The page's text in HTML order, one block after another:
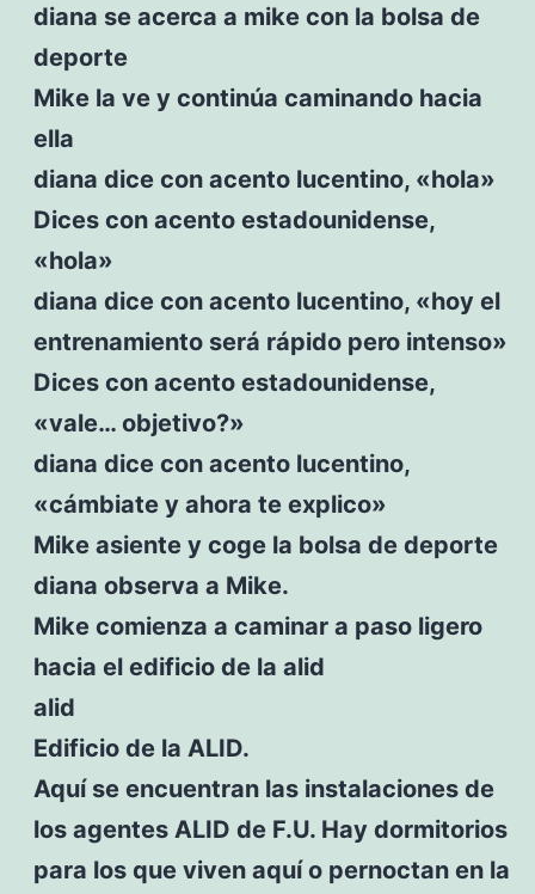
diana se acerca a mike con la bolsa de
deporte
Mike la ve y continúa caminando hacia
ella
diana dice con acento lucentino, «hola»
Dices con acento estadounidense,
«hola»
diana dice con acento lucentino, «hoy el
entrenamiento será rápido pero intenso»
Dices con acento estadounidense,
«vale… objetivo?»
diana dice con acento lucentino,
«cámbiate y ahora te explico»
Mike asiente y coge la bolsa de deporte
diana observa a Mike.
Mike comienza a caminar a paso ligero
hacia el edificio de la alid
alid
Edificio de la ALID.
Aquí se encuentran las instalaciones de
los agentes ALID de F.U. Hay dormitorios
para los que viven aquí o pernoctan en la